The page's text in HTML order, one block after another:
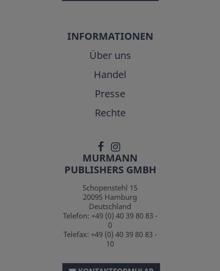
INFORMATIONEN
Über uns
Handel
Presse
Rechte
MURMANN
PUBLISHERS GMBH
Schopenstehl 15
20095 Hamburg
Deutschland
Telefon: +49 (0) 40 39 80 83 -
0
Telefax: +49 (0) 40 39 80 83 -
10